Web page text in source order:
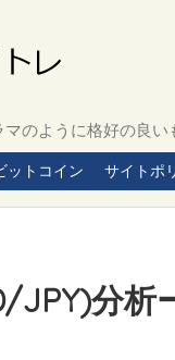
のように格好の良い
ットコイン サイトポ
分析